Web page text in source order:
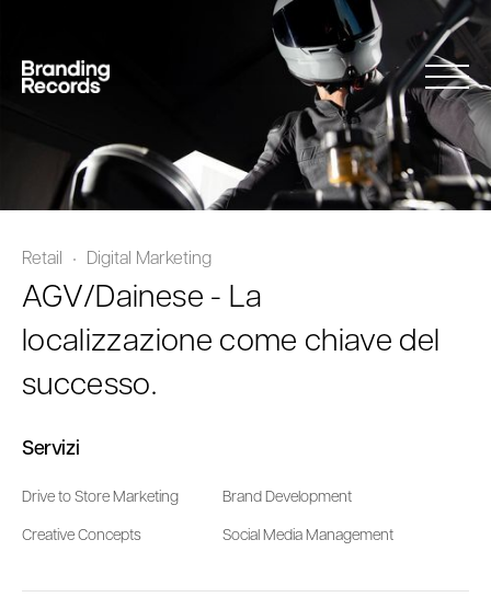
Retail Digital Marketing
AGV/Dainese - La
localizzazione come chiave del
successo.
Servizi
Drive to Store Marketing Brand Development
Creative Concepts Social Media Management